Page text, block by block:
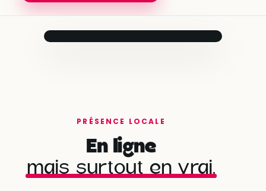
avec ton conseiller
Programme personnalisé
prêt à démarrer
✓
Sophie · Beaucaire
★ 4,69 · 1 946 leçons réalisées
PRÉSENCE LOCALE
En ligne
mais surtout en vrai.